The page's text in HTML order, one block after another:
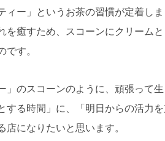
ィー」というお茶の習慣が定着し
を癒すため、スコーンにクリーム
す。
」のスコーンのように、頑張って
る時間」に、「明日からの活力を
になりたいと思います。